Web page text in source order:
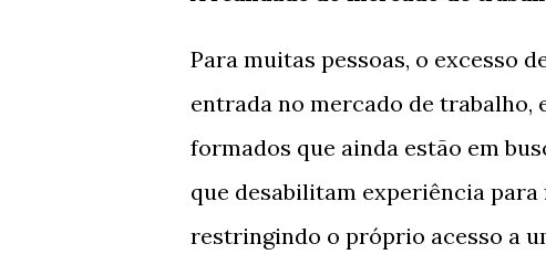
Para muitas pessoas, o excesso
entrada no mercado de trabalho,
formados que ainda estão em
que desabilitam experiência
restringindo o próprio acesso a